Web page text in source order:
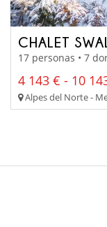
CHALET
17 personas • 7
4 143 € - 10
Alpes del Norte -